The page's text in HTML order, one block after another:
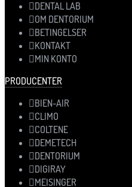
DENTAL LAB
OM DENTORIUM
BETINGELSER
KONTAKT
MIN KONTO
PRODUCENTER
BIEN-AIR
CLIMO
COLTENE
DEMETECH
DENTORIUM
DIGIRAY
MEISINGER